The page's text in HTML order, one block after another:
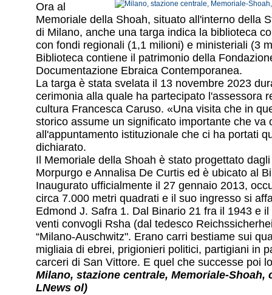
Ora al
Memoriale della Shoah, situato all'interno della
di Milano, anche una targa indica la biblioteca
con fondi regionali (1,1 milioni) e ministeriali (3
Biblioteca contiene il patrimonio della
Documentazione Ebraica Contemporanea.
La targa è stata svelata il 13 novembre 2023
cerimonia alla quale ha partecipato l'assessora
cultura Francesca Caruso. «Una visita che in
storico assume un significato importante che va
all'appuntamento istituzionale che ci ha portati
dichiarato.
Il Memoriale della Shoah è stato progettato
Morpurgo e Annalisa De Curtis ed è ubicato al
Inaugurato ufficialmente il 27 gennaio 2013,
circa 7.000 metri quadrati e il suo ingresso si
Edmond J. Safra 1. Dal Binario 21 fra il 1943 e
venti convogli Rsha (dal tedesco
“Milano-Auschwitz". Erano carri bestiame sui
migliaia di ebrei, prigionieri politici, partigiani in
carceri di San Vittore. E quel che successe poi
Milano, stazione centrale, Memoriale-Shoah,
LNews ol)